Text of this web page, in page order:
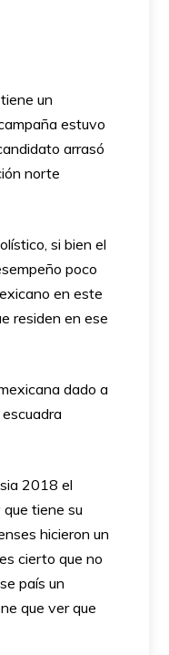
un
estuvo
arrasó
norte
si bien el
poco
en este
residen en ese
dado a
2018 el
tiene su
hicieron un
cierto que no
país un
que ver que